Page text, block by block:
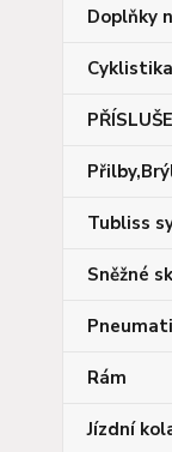
Doplňky
Tubliss
Sněžné
Rám
Jízdní